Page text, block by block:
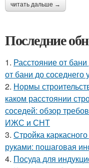
читать дальше →
Последние
1. Расстояние от
от бани до соседнего
2. Нормы
каком расстоянии
соседей: обзор
ИЖС и СНТ
3. Стройка
руками: пошаговая
4. Посуда для